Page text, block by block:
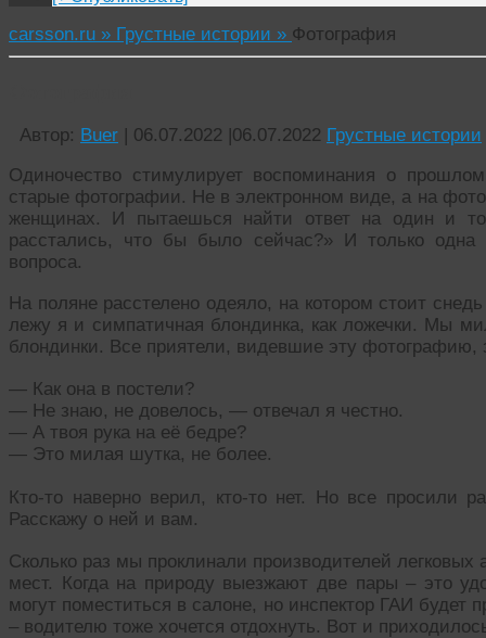
carsson.ru » Грустные истории » Фотография
Автор: Buer | 06.07.2022 |06.07.2022 Грустные истории
Одиночество стимулирует воспоминания о
старые фотографии. Не в электронном виде, а на
женщинах. И пытаешься найти ответ на один и
расстались, что бы было сейчас?» И только
вопроса.
На поляне расстелено одеяло, на котором стоит
лежу я и симпатичная блондинка, как ложечки. Мы
блондинки. Все приятели, видевшие эту фотографию,
— Как она в постели?
— Не знаю, не довелось, — отвечал я честно.
— А твоя рука на её бедре?
— Это милая шутка, не более.
Кто-то наверно верил, кто-то нет. Но все просили
Расскажу о ней и вам.
Сколько раз мы проклинали производителей легковых
мест. Когда на природу выезжают две пары – это
могут поместиться в салоне, но инспектор ГАИ будет
– водителю тоже хочется отдохнуть. Вот и